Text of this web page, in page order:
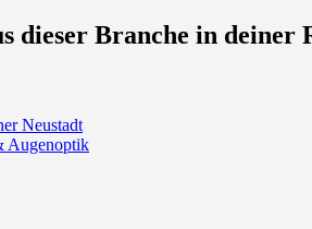
dieser Branche in deiner
Neustadt
Augenoptik